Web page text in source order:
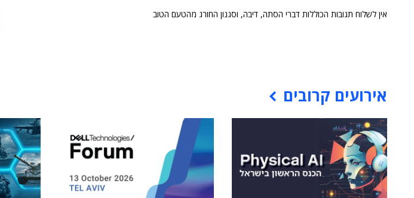
אין לשלוח תגובות הכוללות דברי הסתה, דיבה, וסגנון החורג מהטעם הטוב
אירועים קרובים